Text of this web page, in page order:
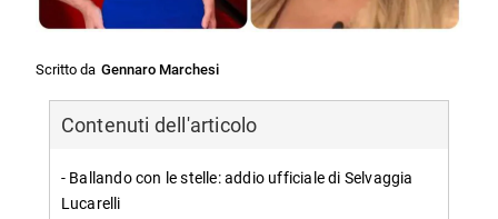
Scritto da Gennaro Marchesi
Contenuti dell'articolo
- Ballando con le stelle: addio ufficiale di Selvaggia
Lucarelli